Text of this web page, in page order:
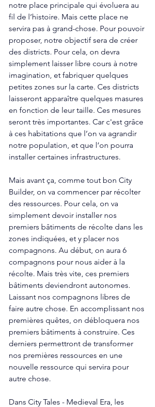
notre place principale qui évoluera au
fil de l’histoire. Mais cette place ne
servira pas à grand-chose. Pour pouvoir
proposer, notre objectif sera de créer
des districts. Pour cela, on devra
simplement laisser libre cours à notre
imagination, et fabriquer quelques
petites zones sur la carte. Ces districts
laisseront apparaître quelques masures
en fonction de leur taille. Ces mesures
seront très importantes. Car c'est grâce
à ces habitations que l’on va agrandir
notre population, et que l’on pourra
installer certaines infrastructures.
Mais avant ça, comme tout bon City
Builder, on va commencer par récolter
des ressources. Pour cela, on va
simplement devoir installer nos
premiers bâtiments de récolte dans les
zones indiquées, et y placer nos
compagnons. Au début, on aura 6
compagnons pour nous aider à la
récolte. Mais très vite, ces premiers
bâtiments deviendront autonomes.
Laissant nos compagnons libres de
faire autre chose. En accomplissant nos
premières quêtes, on débloquera nos
premiers bâtiments à construire. Ces
derniers permettront de transformer
nos premières ressources en une
nouvelle ressource qui servira pour
autre chose.
Dans City Tales - Medieval Era, les